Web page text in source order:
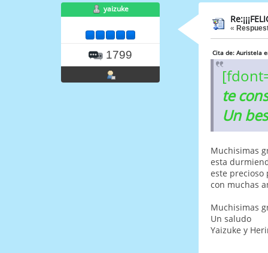
yaizuke
1799
«
Cita de: Auristela
te
Un
Muchisimas
esta
este precioso
con muchas
Muchisimas
Un saludo
Yaizuke y